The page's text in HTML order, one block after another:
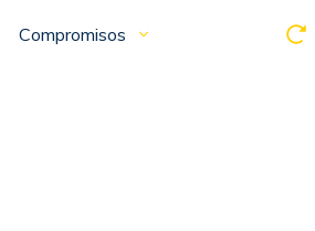
Compromisos